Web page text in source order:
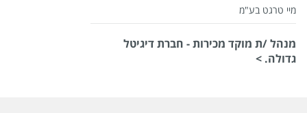
מיי טרגט בע"מ
מנהל /ת מוקד מכירות - חברת דיגיטל
גדולה. >